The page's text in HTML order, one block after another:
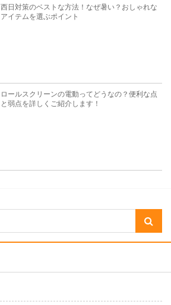
西日対策のベストな方法！なぜ暑い？おしゃれな
アイテムを選ぶポイント
ロールスクリーンの電動ってどうなの？便利な点
と弱点を詳しくご紹介します！